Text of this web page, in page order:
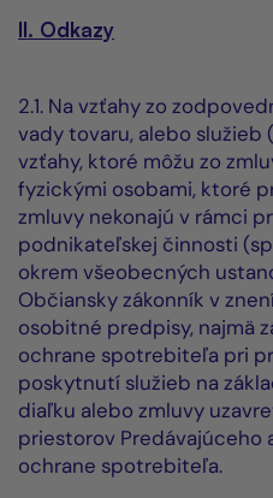
II. Odkazy
2.1. Na vzťahy zo
vady tovaru, alebo služieb
vzťahy, ktoré môžu zo
fyzickými osobami, ktoré
zmluvy nekonajú v rámci
podnikateľskej činnosti
okrem všeobecných
Občiansky zákonník v
osobitné predpisy, najmä
ochrane spotrebiteľa pri
poskytnutí služieb na
diaľku alebo zmluvy
priestorov Predávajúceho
ochrane spotrebiteľa.